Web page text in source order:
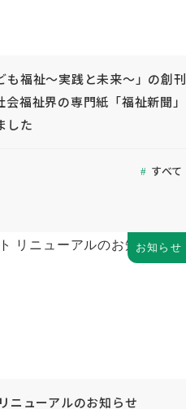
も福祉～実践と未来～」の創刊
会福祉界の専門紙「福祉新聞」
した
すべて
お知らせ
ニューアルのお知らせ